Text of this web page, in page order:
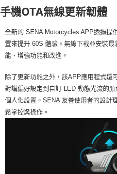
手機OTA無線更新韌體
全新的 SENA Motorcycles APP透過提
置來提升 60S 體驗。無線下載並安裝
能、增強功能和改進。
除了更新功能之外，該APP應用程式還
對講偏好設定到自訂 LED 動態光流的
個人化設置。SENA 友善使用者的設計
鬆掌控與操作。